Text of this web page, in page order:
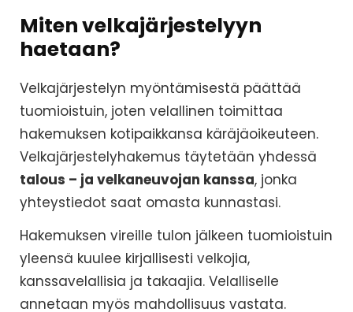
Miten velkajärjestelyyn
haetaan?
Velkajärjestelyn myöntämisestä päättää
tuomioistuin, joten velallinen toimittaa
hakemuksen kotipaikkansa käräjäoikeuteen.
Velkajärjestelyhakemus täytetään yhdessä
talous – ja velkaneuvojan kanssa, jonka
yhteystiedot saat omasta kunnastasi.
Hakemuksen vireille tulon jälkeen tuomioistuin
yleensä kuulee kirjallisesti velkojia,
kanssavelallisia ja takaajia. Velalliselle
annetaan myös mahdollisuus vastata.